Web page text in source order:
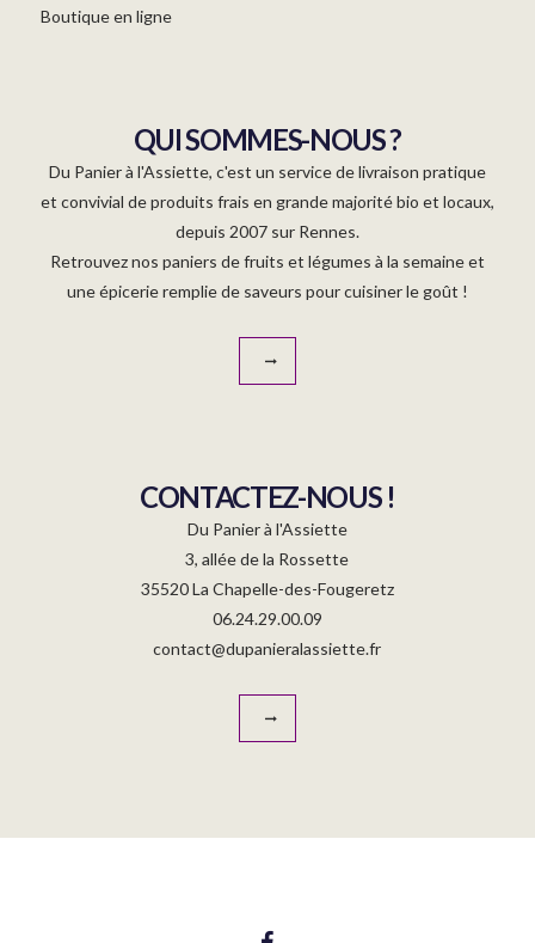
Boutique en ligne
QUI SOMMES-NOUS ?
Du Panier à l'Assiette, c'est un service de livraison pratique
et convivial de produits frais en grande majorité bio et locaux,
depuis 2007 sur Rennes.
Retrouvez nos paniers de fruits et légumes à la semaine et
une épicerie remplie de saveurs pour cuisiner le goût !
CONTACTEZ-NOUS !
Du Panier à l'Assiette
3, allée de la Rossette
35520 La Chapelle-des-Fougeretz
06.24.29.00.09
contact@dupanieralassiette.fr